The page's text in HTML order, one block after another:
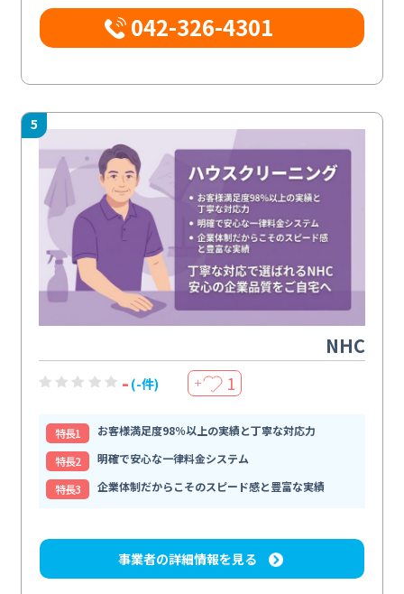
042-326-4301
5
NHC
- (-件) ＋ 1
特⻑1
お客様満足度98％以上の実績と丁寧な対応力
特⻑2
明確で安心な一律料金システム
特⻑3
企業体制だからこそのスピード感と豊富な実績
事業者の詳細情報を見る